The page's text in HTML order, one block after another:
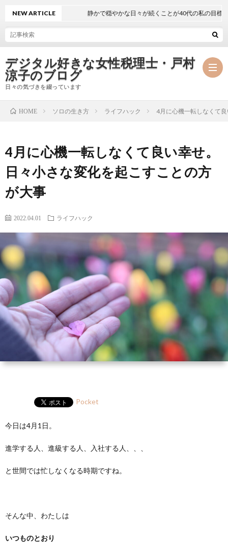
デジタル好きな女性税理士・戸村
涼子のブログ
日々の気づきを綴っています
ー
ル
HP
マ
ガ
筆
セ
ミ
講
NEW ARTICLE 静かで穏やかな日々が続くことが40代の私の目標
HOME ソロの生き方 ライフハック 4月に心機一転しなくて
4月に心機一転しなくて良い幸せ。
日々小さな変化を起こすことの方
が大事
2022.04.01 ライフハック
Pocket
今日は4月1日。
進学する人、進級する人、入社する人、、、
と世間では忙しなくなる時期ですね。
そんな中、わたしは
いつものとおり